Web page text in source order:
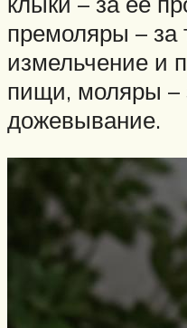
премоляры – за
измельчение и
пищи, моляры –
дожевывание.